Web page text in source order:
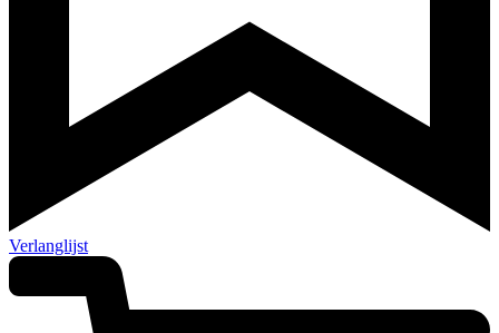
Verlanglijst